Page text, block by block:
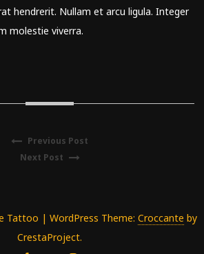
hendrerit. Nullam et arcu ligula. Integer
molestie viverra.
Previous Post
Next Post
Tattoo | WordPress Theme: Croccante by
CrestaProject.